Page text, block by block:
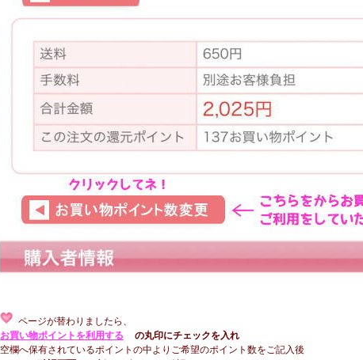
ページが替わりましたら、
お買い物ポイントを利用する の丸印にチェックを入れ
空欄へ保有されているポイントの中よりご希望のポイント数をご記入後